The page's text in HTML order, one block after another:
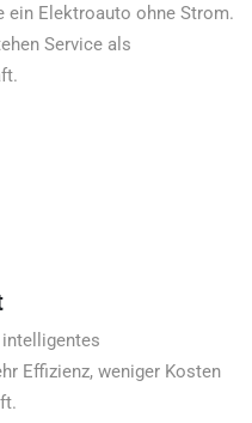
ein Elektroauto ohne Strom.
Service als
Effizienz, weniger Kosten